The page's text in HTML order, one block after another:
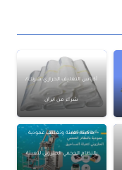
أكياس التغليف الحراري شرنك/
شراء من ايران
ماكينة تعبئة وتغليف عمودية
بالنظام الحجمي الحلزوني لتعبئة